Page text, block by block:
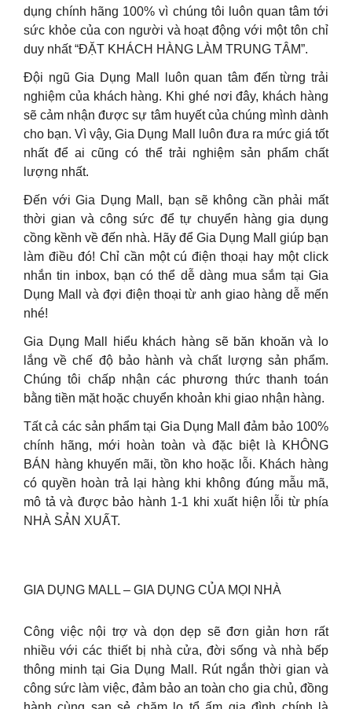
dụng chính hãng 100% vì chúng tôi luôn quan tâm tới
sức khỏe của con người và hoạt động với một tôn chỉ
duy nhất “ĐẶT KHÁCH HÀNG LÀM TRUNG TÂM”.
Đội ngũ Gia Dụng Mall luôn quan tâm đến từng trải
nghiệm của khách hàng. Khi ghé nơi đây, khách hàng
sẽ cảm nhận được sự tâm huyết của chúng mình dành
cho bạn. Vì vậy, Gia Dụng Mall luôn đưa ra mức giá tốt
nhất để ai cũng có thể trải nghiệm sản phẩm chất
lượng nhất.
Đến với Gia Dụng Mall, bạn sẽ không cần phải mất
thời gian và công sức để tự chuyển hàng gia dụng
cồng kềnh về đến nhà. Hãy để Gia Dụng Mall giúp bạn
làm điều đó! Chỉ cần một cú điện thoại hay một click
nhắn tin inbox, bạn có thể dễ dàng mua sắm tại Gia
Dụng Mall và đợi điện thoại từ anh giao hàng dễ mến
nhé!
Gia Dụng Mall hiểu khách hàng sẽ băn khoăn và lo
lắng về chế độ bảo hành và chất lượng sản phẩm.
Chúng tôi chấp nhận các phương thức thanh toán
bằng tiền mặt hoặc chuyển khoản khi giao nhận hàng.
Tất cả các sản phẩm tại Gia Dụng Mall đảm bảo 100%
chính hãng, mới hoàn toàn và đặc biệt là KHÔNG
BÁN hàng khuyến mãi, tồn kho hoặc lỗi. Khách hàng
có quyền hoàn trả lại hàng khi không đúng mẫu mã,
mô tả và được bảo hành 1-1 khi xuất hiện lỗi từ phía
NHÀ SẢN XUẤT.
GIA DỤNG MALL – GIA DỤNG CỦA MỌI NHÀ
Công việc nội trợ và dọn dẹp sẽ đơn giản hơn rất
nhiều với các thiết bị nhà cửa, đời sống và nhà bếp
thông minh tại Gia Dụng Mall. Rút ngắn thời gian và
công sức làm việc, đảm bảo an toàn cho gia chủ, đồng